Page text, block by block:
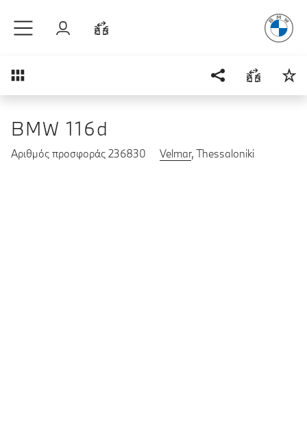
Σύνδεση
Επισκόπηση
BMW 116d
Αριθμός προσφοράς 236830 Velmar, Thessaloniki